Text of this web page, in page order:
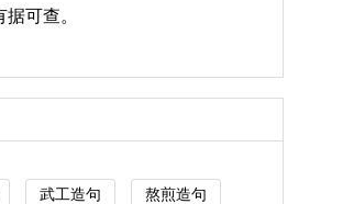
据可查。
武工造句 熬煎造句